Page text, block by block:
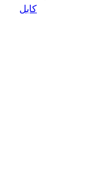
کابل